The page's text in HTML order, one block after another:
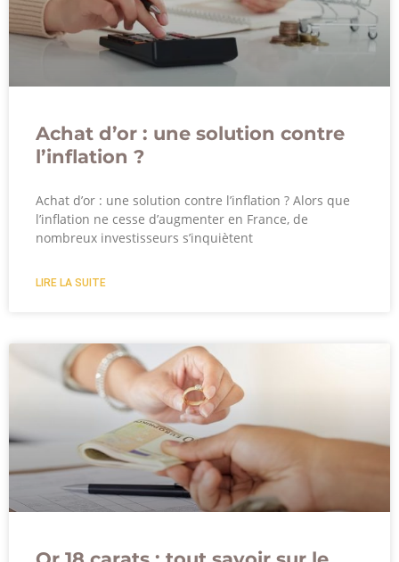
Achat d’or : une solution contre
l’inflation ?
Achat d’or : une solution contre l’inflation ? Alors que
l’inflation ne cesse d’augmenter en France, de
nombreux investisseurs s’inquiètent
LIRE LA SUITE